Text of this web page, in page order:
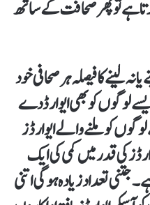
ہے تو پھر صحافت کے ساتھ
نہ لینے کا فیصلہ ہر صحافی خود
لوگوں کو بھی ایوارڈ دے
کو ملنے والے ایوارڈز
کی قدر میں کمی کی ایک
جتنی تعداد زیادہ ہو گی اتنی